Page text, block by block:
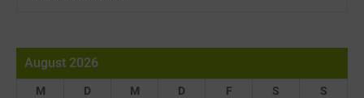
August 2026
M D M D F S
S